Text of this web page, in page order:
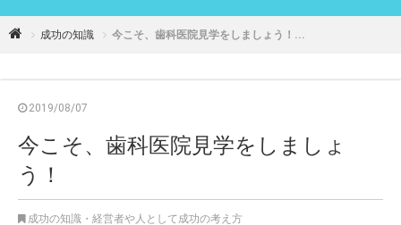
成功の知識 今こそ、歯科医院見学をしましょう！...
2019/08/07
今こそ、歯科医院見学をしましょ
う！
成功の知識 ・ 経営者や人として成功の考え方